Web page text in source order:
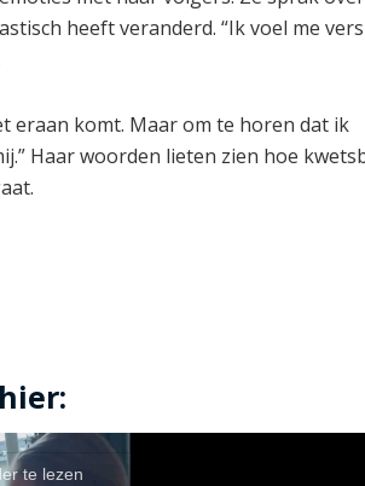
heeft veranderd. “Ik voel me
eraan komt. Maar om te horen dat ik
Haar woorden lieten zien hoe
te lezen